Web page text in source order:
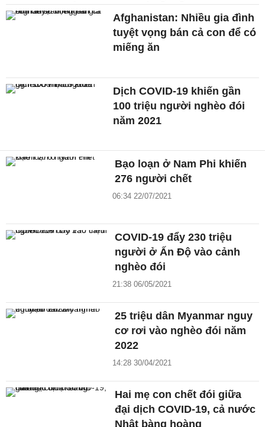
Afghanistan: Nhiều gia đình
tuyệt vọng bán cả con để có
miếng ăn
Dịch COVID-19 khiến gần
100 triệu người nghèo đói
năm 2021
Bạo loạn ở Nam Phi khiến
276 người chết
06:34 22/07/2021
COVID-19 đẩy 230 triệu
người ở Ấn Độ vào cảnh
nghèo đói
21:38 06/05/2021
25 triệu dân Myanmar nguy
cơ rơi vào nghèo đói năm
2022
14:28 30/04/2021
Hai mẹ con chết đói giữa
đại dịch COVID-19, cả nước
Nhật bàng hoàng